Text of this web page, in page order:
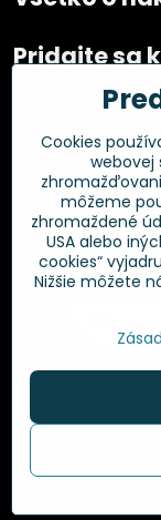
Pridajte sa
Facebook
Overené
Predvoľby
Cookies
webovej
môžeme
zhromaždené
USA alebo
cookies“
Nižšie môžete